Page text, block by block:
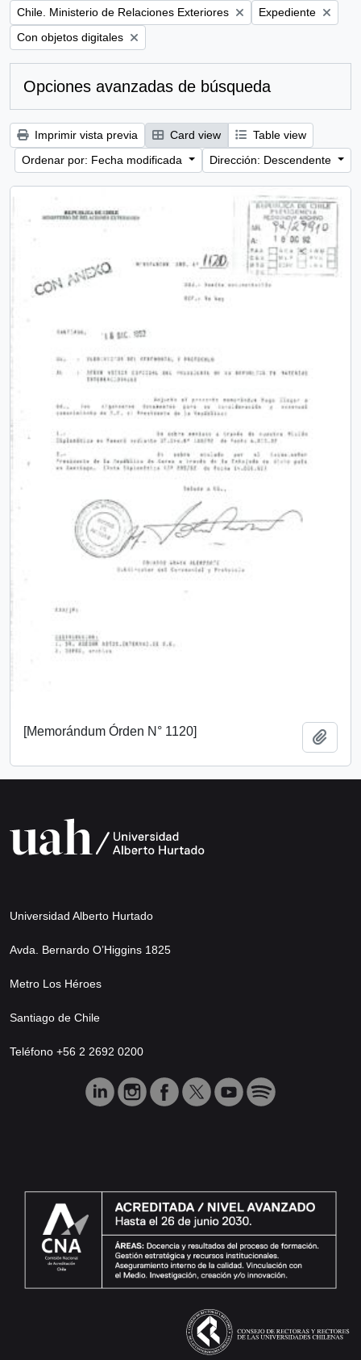
Remove filter:
Chile. Ministerio de Relaciones Exteriores Remove filter:
Expediente
Remove filter:
Con objetos digitales
Opciones avanzadas de búsqueda
Imprimir vista previa Card view
Table view
Ordenar por: Fecha modificada
Dirección: Descendente
[Memorándum Órden N° 1120]
Universidad Alberto Hurtado
Avda. Bernardo O’Higgins 1825
Metro Los Héroes
Santiago de Chile
Teléfono +56 2 2692 0200